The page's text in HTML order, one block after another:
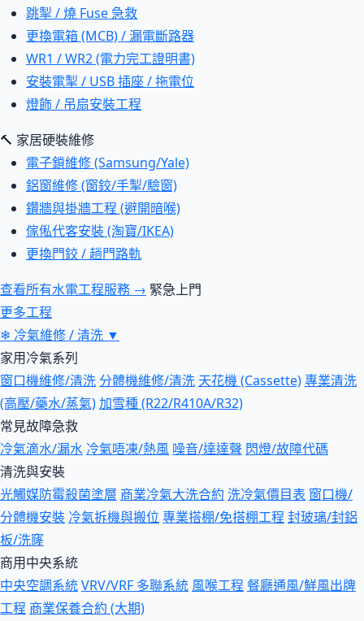
跳掣 / 燒 Fuse 急救
更換電箱 (MCB) / 漏電斷路器
WR1 / WR2 (電力完工證明書)
安裝電掣 / USB 插座 / 拖電位
燈飾 / 吊扇安裝工程
🔨 家居硬裝維修
電子鎖維修 (Samsung/Yale)
鋁窗維修 (窗鉸/手掣/驗窗)
鑽牆與掛牆工程 (避開暗喉)
傢俬代客安裝 (淘寶/IKEA)
更換門鉸 / 趟門路軌
查看所有水電工程服務 → 緊急上門
更多工程
❄ 冷氣維修 / 清洗 ▼
家用冷氣系列
窗口機維修/清洗 分體機維修/清洗 天花機 (Cassette)專業清洗
(高壓/藥水/蒸氣)加雪種 (R22/R410A/R32)
常見故障急救
冷氣滴水/漏水 冷氣唔凍/熱風 噪音/達達聲 閃燈/故障代碼
清洗與安裝
光觸媒防霉殺菌塗層 商業冷氣大洗合約 洗冷氣價目表 窗口機/
分體機安裝 冷氣拆機與搬位 專業搭棚/免搭棚工程 封玻璃/封鋁
板/洗窿
商用中央系統
中央空調系統VRV/VRF 多聯系統 風喉工程 餐廳通風/鮮風出牌
工程 商業保養合約 (大期)